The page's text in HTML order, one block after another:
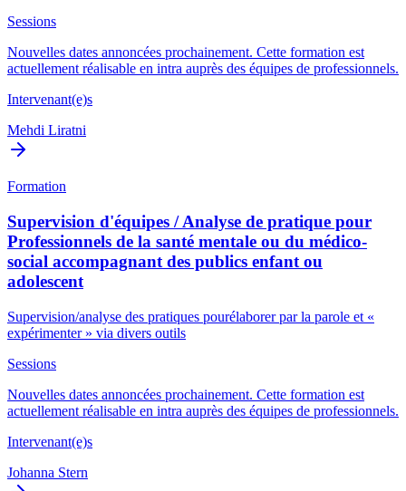
Sessions
Nouvelles dates annoncées prochainement. Cette formation est
actuellement réalisable en intra auprès des équipes de professionnels.
Intervenant(e)s
Mehdi Liratni
Formation
Supervision d'équipes / Analyse de pratique pour
Professionnels de la santé mentale ou du médico-
social accompagnant des publics enfant ou
adolescent
Supervision/analyse des pratiques pourélaborer par la parole et «
expérimenter » via divers outils
Sessions
Nouvelles dates annoncées prochainement. Cette formation est
actuellement réalisable en intra auprès des équipes de professionnels.
Intervenant(e)s
Johanna Stern